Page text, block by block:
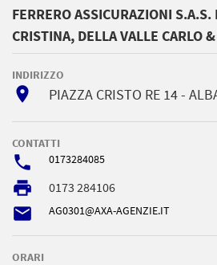
FERRERO ASSICURAZIONI S.A.S.
CRISTINA, DELLA VALLE CARLO
INDIRIZZO
room PIAZZA CRISTO RE 14 -
CONTATTI
phone 0173284085
local_printshop 0173 284106
email AG0301@AXA-AGENZIE.IT
ORARI